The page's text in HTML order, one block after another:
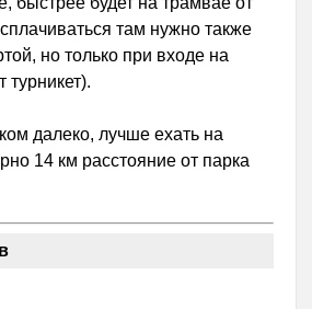
там нужно также
но только при входе на
турникет).
далеко, лучше ехать на
14 км расстояние от парка